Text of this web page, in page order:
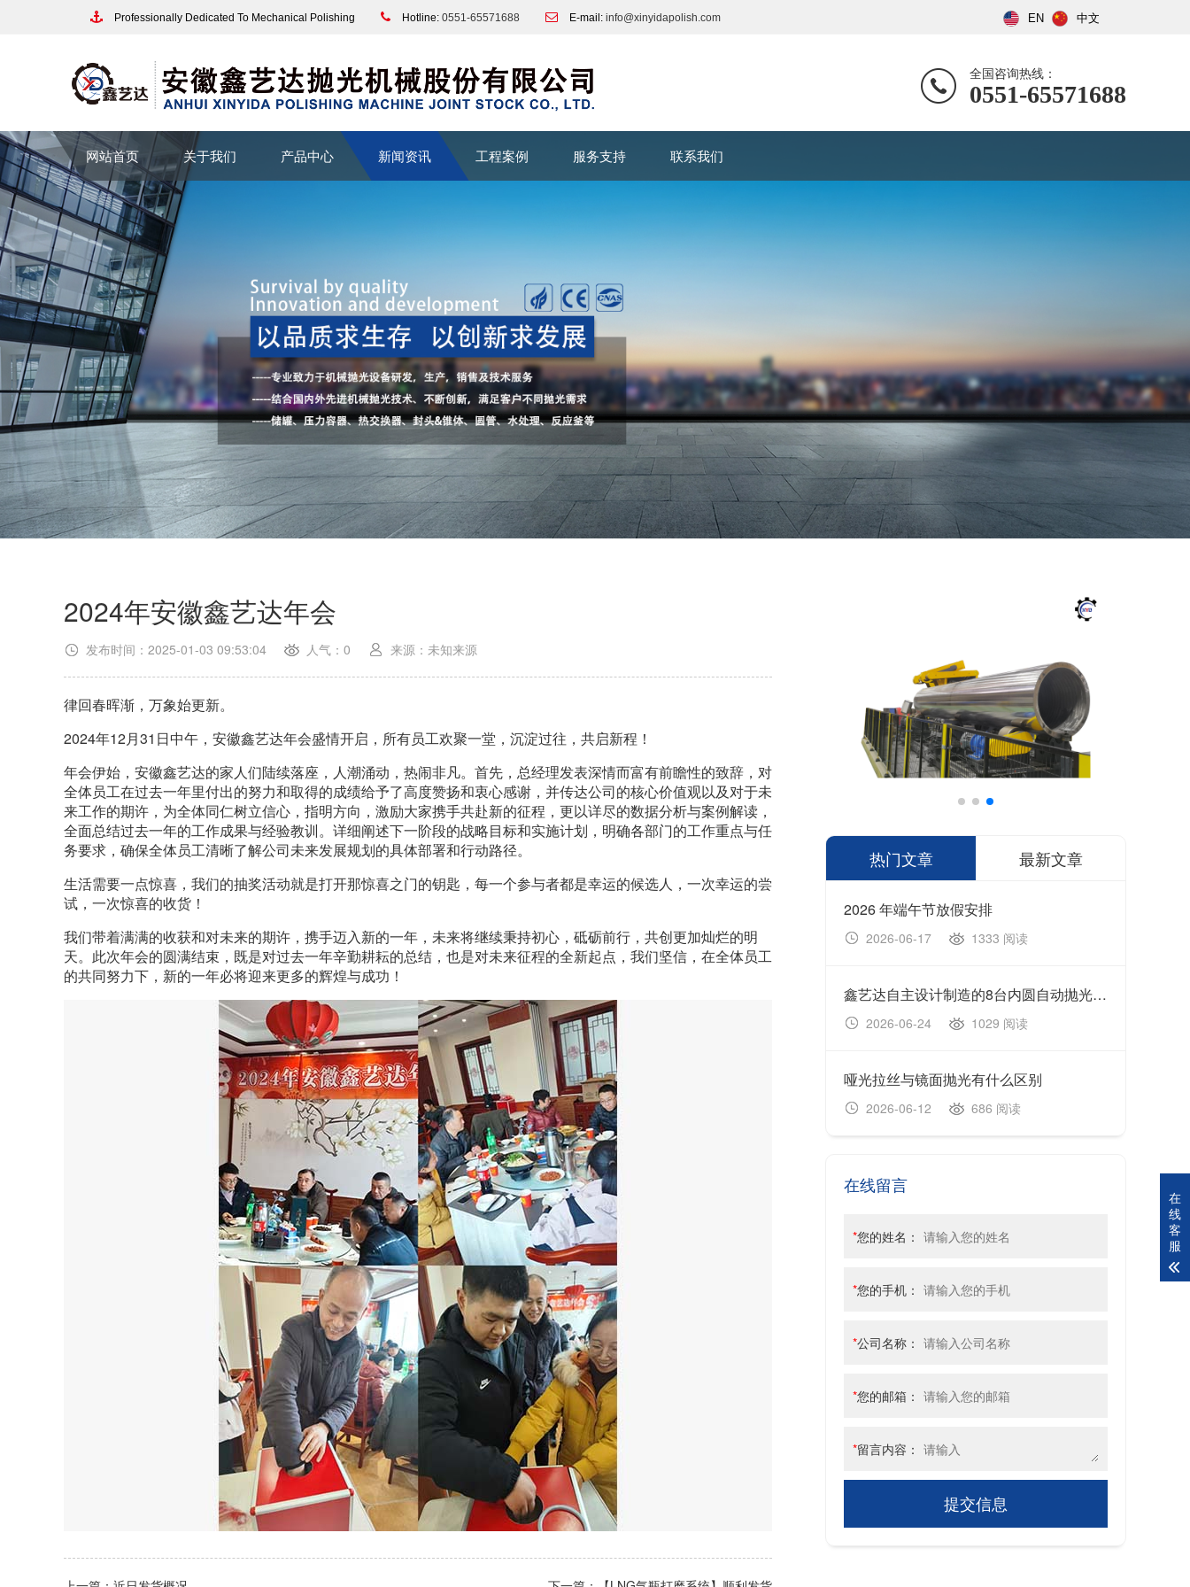
Professionally Dedicated To Mechanical Polishing Hotline: 0551-65571688 E-mail: info@xinyidapolish.com EN 中文
全国咨询热线：
0551-65571688
网站首页 关于我们 产品中心 新闻资讯 工程案例 服务支持 联系我们
2024年安徽鑫艺达年会
发布时间：2025-01-03 09:53:04 人气：0 来源：未知来源
律回春晖渐，万象始更新。
2024年12月31日中午，安徽鑫艺达年会盛情开启，所有员工欢聚一堂，沉淀过往，共启新程！
年会伊始，安徽鑫艺达的家人们陆续落座，人潮涌动，热闹非凡。首先，总经理发表深情而富有前瞻性的致辞，对
全体员工在过去一年里付出的努力和取得的成绩给予了高度赞扬和衷心感谢，并传达公司的核心价值观以及对于未
来工作的期许，为全体同仁树立信心，指明方向，激励大家携手共赴新的征程，更以详尽的数据分析与案例解读，
全面总结过去一年的工作成果与经验教训。详细阐述下一阶段的战略目标和实施计划，明确各部门的工作重点与任
务要求，确保全体员工清晰了解公司未来发展规划的具体部署和行动路径。
生活需要一点惊喜，我们的抽奖活动就是打开那惊喜之门的钥匙，每一个参与者都是幸运的候选人，一次幸运的尝
试，一次惊喜的收货！
我们带着满满的收获和对未来的期许，携手迈入新的一年，未来将继续秉持初心，砥砺前行，共创更加灿烂的明
天。此次年会的圆满结束，既是对过去一年辛勤耕耘的总结，也是对未来征程的全新起点，我们坚信，在全体员工
的共同努力下，新的一年必将迎来更多的辉煌与成功！
热门文章 最新文章
2026 年端午节放假安排
2026-06-17 1333 阅读
鑫艺达自主设计制造的8台内圆自动抛光机顺利完成生产制造、设备调试及出厂验收工作，并于今日正式装车发货。
2026-06-24 1029 阅读
哑光拉丝与镜面抛光有什么区别
2026-06-12 686 阅读
在线留言
*您的姓名：
*您的手机：
*公司名称：
*您的邮箱：
*留言内容：
提交信息
在
线
客
服